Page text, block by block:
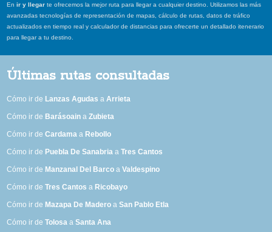
Enir y llegar te ofrecemos la mejor ruta para llegar a cualquier destino. Utilizamos las más
avanzadas tecnologías de representación de mapas, cálculo de rutas, datos de tráfico
actualizados en tiempo real y calculador de distancias para ofrecerte un detallado itenerario
para llegar a tu destino.
Últimas rutas consultadas
Cómo ir de Lanzas Agudas aArrieta
Cómo ir de Barásoain aZubieta
Cómo ir deCardama a Rebollo
Cómo ir de Puebla De Sanabria aTres Cantos
Cómo ir de Manzanal Del Barco aValdespino
Cómo ir deTres Cantos a Ricobayo
Cómo ir de Mazapa De Madero aSan Pablo Etla
Cómo ir deTolosa aSanta Ana